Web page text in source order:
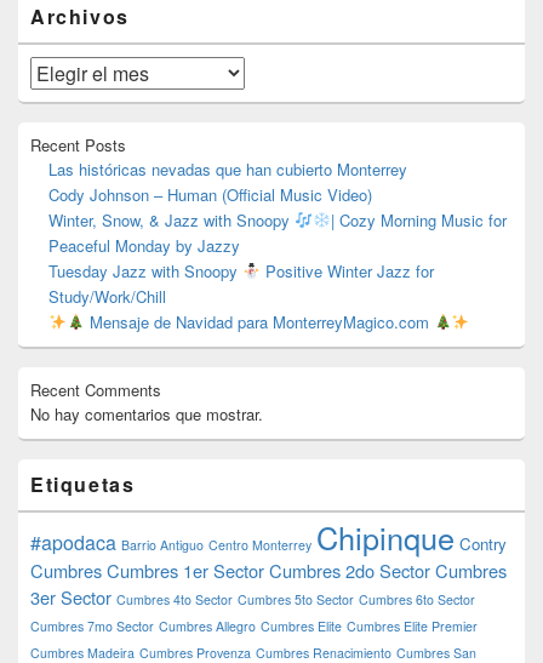
área
de
widget
barra
lateral
Archivos
Archivos
Recent Posts
Las históricas nevadas que han cubierto Monterrey
Cody Johnson – Human (Official Music Video)
Winter, Snow, & Jazz with Snoopy
| Cozy Morning Music for
Peaceful Monday by Jazzy
Tuesday Jazz with Snoopy
Positive Winter Jazz for
Study/Work/Chill
Mensaje de Navidad para MonterreyMagico.com
Recent Comments
No hay comentarios que mostrar.
Etiquetas
#apodaca Barrio Antiguo Centro Monterrey Chipinque Contry
CumbresCumbres 1er SectorCumbres 2do SectorCumbres
3er Sector Cumbres 4to Sector Cumbres 5to Sector Cumbres 6to Sector
Cumbres 7mo Sector Cumbres Allegro Cumbres Elite Cumbres Elite Premier
Cumbres Madeira Cumbres Provenza Cumbres Renacimiento Cumbres San